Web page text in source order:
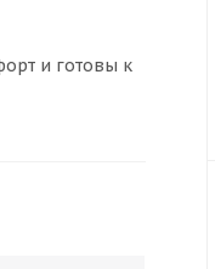
и готовы к